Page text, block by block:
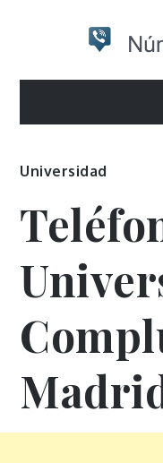
Otro sitio realizado
Universidad